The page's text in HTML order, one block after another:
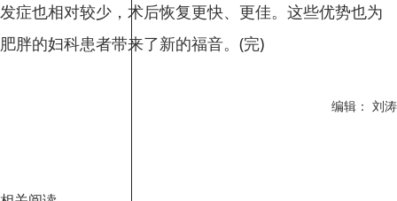
发症也相对较少，术后恢复更快、更佳。这些优势也为
肥胖的妇科患者带来了新的福音。(完)
编辑： 刘涛